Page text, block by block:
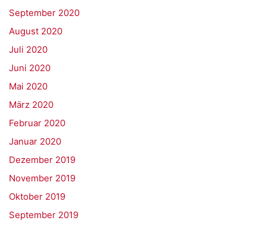
September 2020
August 2020
Juli 2020
Juni 2020
Mai 2020
März 2020
Februar 2020
Januar 2020
Dezember 2019
November 2019
Oktober 2019
September 2019